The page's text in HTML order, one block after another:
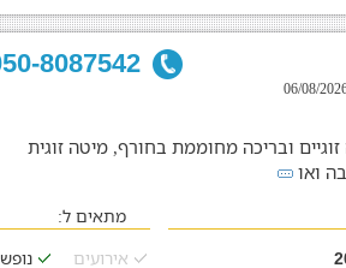
050-8087542
מאובזרת עם 5 חדרי שינה זוגיים ובריכה מחוממת בחורף, מיטה זוגית
ואו
מתאים ל:
אירועים
נופש